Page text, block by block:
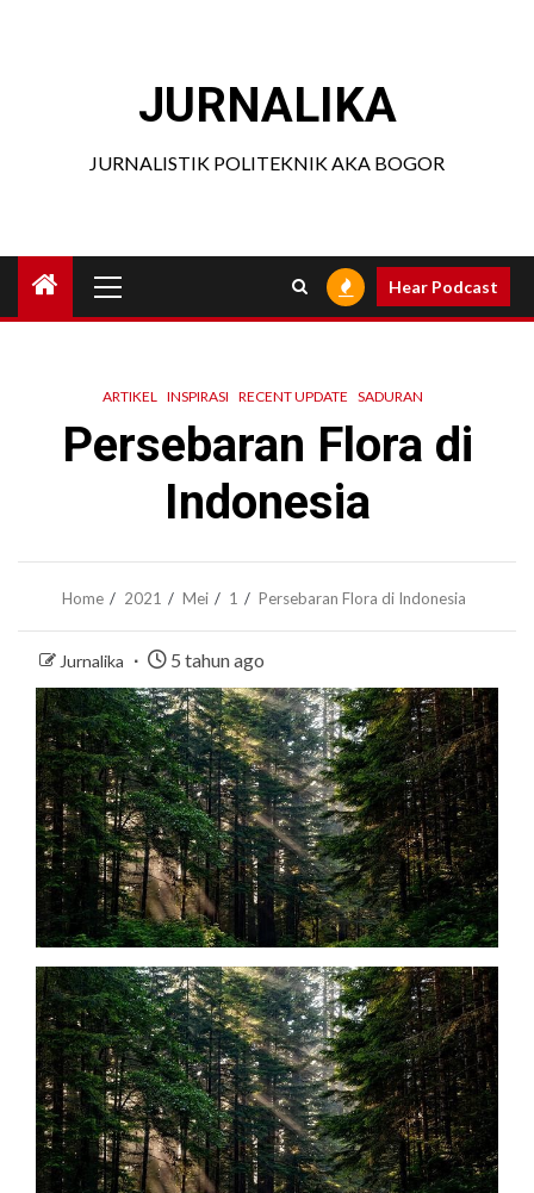
JURNALIKA
JURNALISTIK POLITEKNIK AKA BOGOR
Menu
Hear Podcast
ARTIKEL INSPIRASI RECENT UPDATE SADURAN
Persebaran Flora di
Indonesia
Home 2021 Mei 1 Persebaran Flora di Indonesia
Jurnalika 5 tahun ago